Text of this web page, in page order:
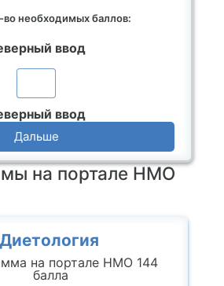
во необходимых баллов:
ввод
ввод
Дальше
на портале НМО
Диетология